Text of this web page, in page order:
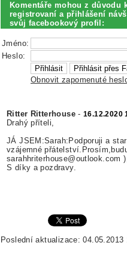
Komentáře mohou z důvodu
registrovaní a přihlášení
svůj facebookový profil:
Jméno:
Heslo:
Obnovit zapomenuté
Ritter Ritterhouse-16.12.2020
Drahý příteli,
JÁ JSEM:Sarah:Podporuji a
vzájemné
S díky a pozdravy.
Poslední aktualizace: 04.05.2013